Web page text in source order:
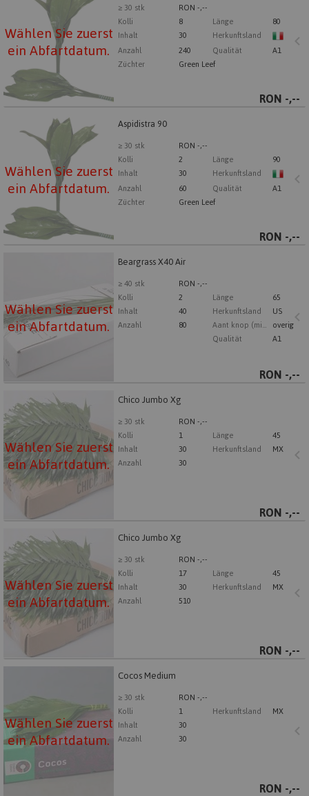
Wählen Sie zuerst
ein Abfartdatum.
≥ 30 stk
RON -,--
Kolli
8 Länge
80
Inhalt
30
Herkunftsland
Anzahl
240 Qualität
A1
Züchter
Green Leef
RON -,--
Wählen Sie zuerst ein Abfartdatum.
Wählen Sie zuerst
ein Abfartdatum.
Aspidistra 90
≥ 30 stk
RON -,--
Kolli
2 Länge
90
Inhalt
30
Herkunftsland
Anzahl
60 Qualität
A1
Züchter
Green Leef
RON -,--
Aspidistra 90
Wählen Sie zuerst ein Abfartdatum.
Wählen Sie zuerst
ein Abfartdatum.
Beargrass X40 Air
≥ 40 stk
RON -,--
Kolli
2 Länge
65
Inhalt
40 Herkunftsland
US
Anzahl
80
overig
Qualität
A1
RON -,--
Wählen Sie zuerst ein Abfartdatum.
Wählen Sie zuerst
ein Abfartdatum.
Chico Jumbo Xg
≥ 30 stk
RON -,--
Kolli
1 Länge
45
Inhalt
30 Herkunftsland
MX
Anzahl
30
RON -,--
Chico Jumbo Xg
Wählen Sie zuerst ein Abfartdatum.
Wählen Sie zuerst
ein Abfartdatum.
Chico Jumbo Xg
≥ 30 stk
RON -,--
Kolli
17 Länge
45
Inhalt
30 Herkunftsland
MX
Anzahl
510
RON -,--
Chico Jumbo Xg
Wählen Sie zuerst ein Abfartdatum.
Wählen Sie zuerst
ein Abfartdatum.
Cocos Medium
≥ 30 stk
RON -,--
Kolli
1 Herkunftsland
MX
Inhalt
30
Anzahl
30
RON -,--
Wählen Sie zuerst ein Abfartdatum.